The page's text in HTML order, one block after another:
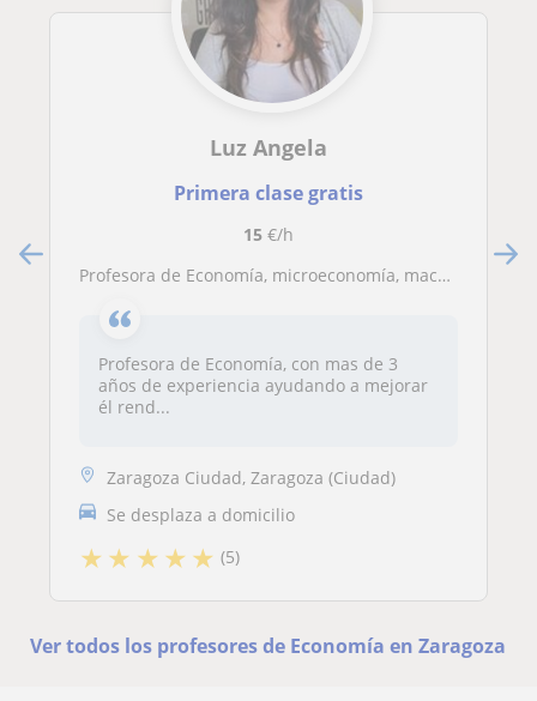
Luz Angela
Primera clase gratis
15€/h
Profesora de Economía, microeconomía, macroeconomía, matemática financiera
Profesora de Economía, con mas de 3
años de experiencia ayudando a mejorar
él rend...
Zaragoza Ciudad, Zaragoza (Ciudad)
Se desplaza a domicilio
★★ ★★★ (5)
Ver todos los profesores de Economía en Zaragoza